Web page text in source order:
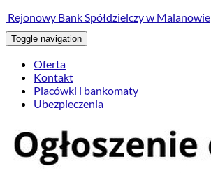
Rejonowy Bank Spółdzielczy w Malanowie
Toggle navigation
Oferta
Kontakt
Placówki i bankomaty
Ubezpieczenia